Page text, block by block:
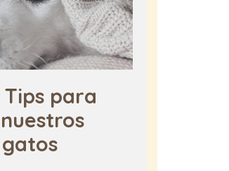
para